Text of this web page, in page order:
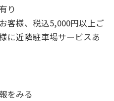
り
客様、税込5,000円以上ご
に近隣駐車場サービスあ
をみる